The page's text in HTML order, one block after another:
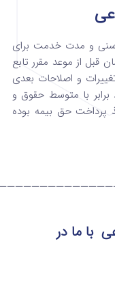
سنی و مدت خدمت برای
قبل از موعد مقرر تابع
و اصلاحات بعدی
با متوسط حقوق و
پرداخت حق بیمه بوده
با ما در